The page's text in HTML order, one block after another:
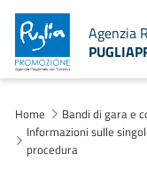
Agenzia
Home
Bandi di gara e
Informazioni sulle
procedura